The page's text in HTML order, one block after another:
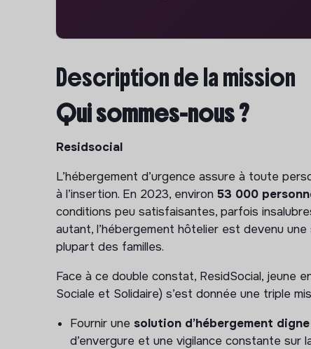
Description de la mission
Qui sommes-nous ?
Residsocial
L’hébergement d’urgence assure à toute
à l’insertion. En 2023, environ 53 000
conditions peu satisfaisantes, parfois
autant, l’hébergement hôtelier est devenu
plupart des familles.
Face à ce double constat, ResidSocial, jeune
Sociale et Solidaire) s’est donnée une triple
Fournir une solution d’hébergement
d’envergure et une vigilance constante sur